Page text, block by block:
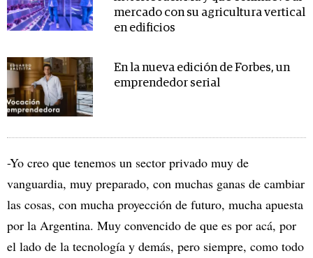
mercado con su agricultura vertical
en edificios
En la nueva edición de Forbes, un
emprendedor serial
-Yo creo que tenemos un sector privado muy de
vanguardia, muy preparado, con muchas ganas de cambiar
las cosas, con mucha proyección de futuro, mucha apuesta
por la Argentina. Muy convencido de que es por acá, por
el lado de la tecnología y demás, pero siempre, como todo